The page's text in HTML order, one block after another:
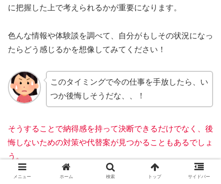
に把握した上で考えられるかが重要になります。
色んな情報や体験談を調べて、自分がもしその状況になっ
たらどう感じるかを想像してみてください！
このタイミングで今の仕事を手放したら、い
つか後悔しそうだな、、！
そうすることで納得感を持って決断できるだけでなく、後
悔しないための対策や代替案が見つかることもあるでしょ
う。
メニュー ホーム 検索 トップ サイドバー